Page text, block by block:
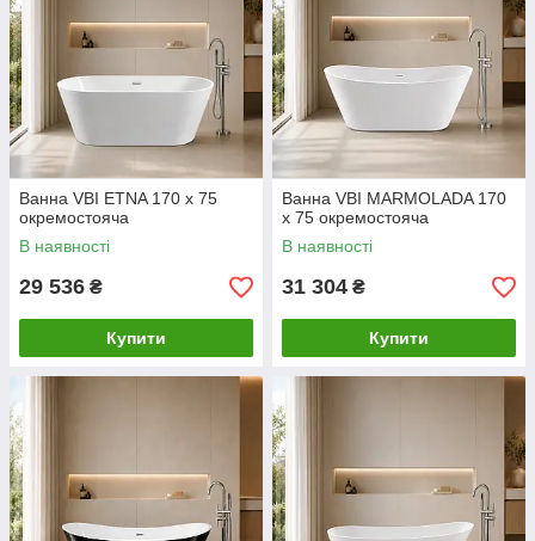
Ванна VBI ETNA 170 x 75
окремостояча
В наявності
29 536 ₴
Купити
Ванна VBI MARMOLADA 170
x 75 окремостояча
В наявності
31 304 ₴
Купити